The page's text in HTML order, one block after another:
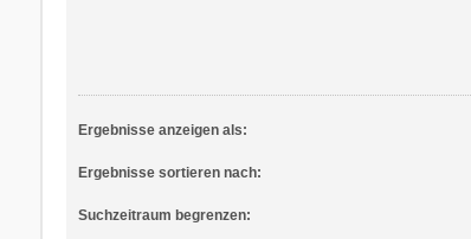
Ergebnisse anzeigen als:
Ergebnisse sortieren nach:
Suchzeitraum begrenzen: